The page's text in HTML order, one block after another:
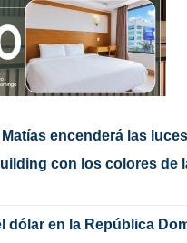
encenderá las
con los colores de
dólar en la República